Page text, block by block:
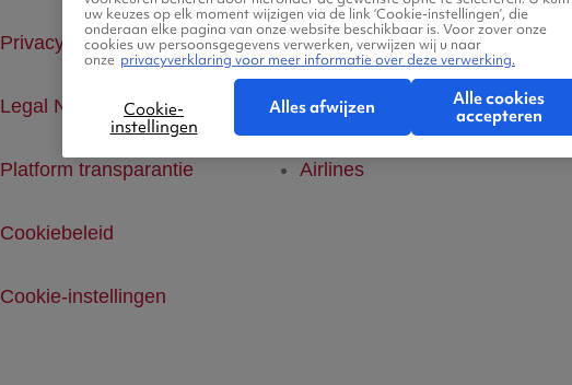
Privacyverklaring
Legal Notice
Platform transparantie
Cookiebeleid
Cookie-instellingen
Hotels
Vlucht + hotel
Airlines
uw keuzes op elk moment wijzigen via de link ‘Cookie-instellingen’, die
onderaan elke pagina van onze website beschikbaar is. Voor zover onze
cookies uw persoonsgegevens verwerken, verwijzen wij u naar
onze privacyverklaring voor meer informatie over deze verwerking.
Cookie-
instellingen
Alles afwijzen
Alle cookies
accepteren